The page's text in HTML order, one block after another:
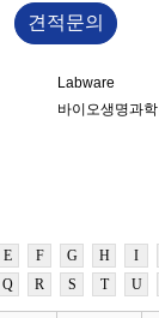
견적문의
Labware
바이오생명과학
E F G H I
Q R S T U